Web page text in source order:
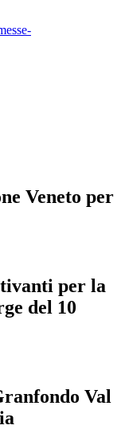
Veneto per
per la
del 10
Val